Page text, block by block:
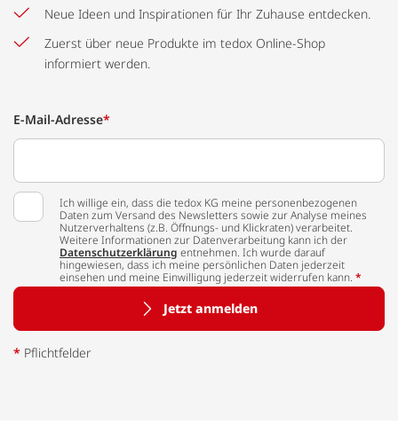
Neue Ideen und Inspirationen für Ihr Zuhause entdecken.
Zuerst über neue Produkte im tedox Online-Shop
informiert werden.
E-Mail-Adresse*
Ich willige ein, dass die tedox KG meine personenbezogenen
Daten zum Versand des Newsletters sowie zur Analyse meines
Nutzerverhaltens (z.B. Öffnungs- und Klickraten) verarbeitet.
Weitere Informationen zur Datenverarbeitung kann ich der
Datenschutzerklärung entnehmen. Ich wurde darauf
hingewiesen, dass ich meine persönlichen Daten jederzeit
einsehen und meine Einwilligung jederzeit widerrufen kann. *
Jetzt anmelden
* Pflichtfelder